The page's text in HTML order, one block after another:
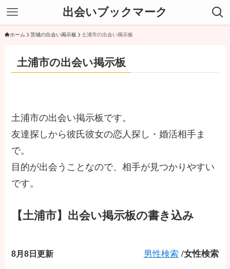
出会いブックマーク
ホーム 茨城の出会い掲示板 土浦市の出会い掲示板
土浦市の出会い掲示板
土浦市の出会い掲示板です。
友達探しから彼氏彼女の恋人探し・婚活相手ま
で。
目的が出会うことなので、相手が見つかりやすい
です。
【土浦市】出会い掲示板の書き込み
8月8日更新 男性検索 /女性検索